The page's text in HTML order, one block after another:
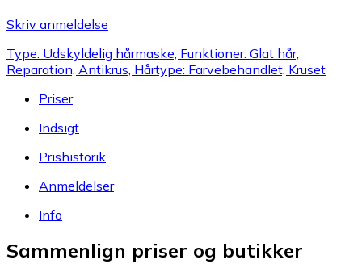
Skriv anmeldelse
Type: Udskyldelig hårmaske, Funktioner: Glat hår,
Reparation, Antikrus, Hårtype: Farvebehandlet, Kruset
Priser
Indsigt
Prishistorik
Anmeldelser
Info
Sammenlign priser og butikker